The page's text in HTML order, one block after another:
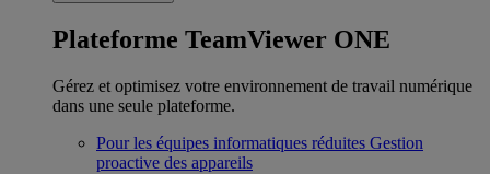
Plateforme TeamViewer ONE
Gérez et optimisez votre environnement de travail numérique
dans une seule plateforme.
Pour les équipes informatiques réduites Gestion
proactive des appareils